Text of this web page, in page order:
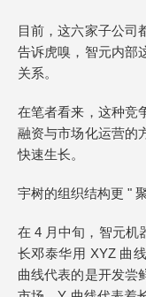
目前，这六家子公司
告诉虎嗅，智元内部
关系。
在笔者看来，这种竞
融资与市场化运营的
快速生长。
宇树的组织结构更 "
在 4 月中旬，智元机
长邓泰华用 XYZ 曲
曲线代表的是开发尝